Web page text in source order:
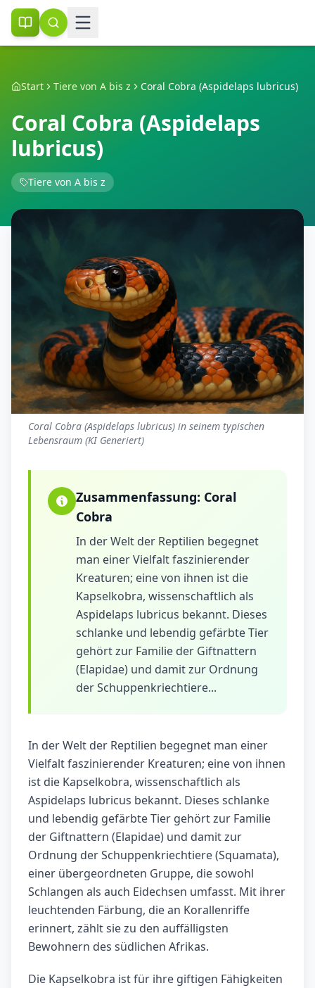
Start Tiere von A bis z Coral Cobra (Aspidelaps lubricus)
Coral Cobra (Aspidelaps
lubricus)
Tiere von A bis z
Coral Cobra (Aspidelaps lubricus) in seinem typischen
Lebensraum (KI Generiert)
Zusammenfassung: Coral
Cobra
In der Welt der Reptilien begegnet
man einer Vielfalt faszinierender
Kreaturen; eine von ihnen ist die
Kapselkobra, wissenschaftlich als
Aspidelaps lubricus bekannt. Dieses
schlanke und lebendig gefärbte Tier
gehört zur Familie der Giftnattern
(Elapidae) und damit zur Ordnung
der Schuppenkriechtiere...
In der Welt der Reptilien begegnet man einer
Vielfalt faszinierender Kreaturen; eine von ihnen
ist die Kapselkobra, wissenschaftlich als
Aspidelaps lubricus bekannt. Dieses schlanke
und lebendig gefärbte Tier gehört zur Familie
der Giftnattern (Elapidae) und damit zur
Ordnung der Schuppenkriechtiere (Squamata),
einer übergeordneten Gruppe, die sowohl
Schlangen als auch Eidechsen umfasst. Mit ihrer
leuchtenden Färbung, die an Korallenriffe
erinnert, zählt sie zu den auffälligsten
Bewohnern des südlichen Afrikas.
Die Kapselkobra ist für ihre giftigen Fähigkeiten